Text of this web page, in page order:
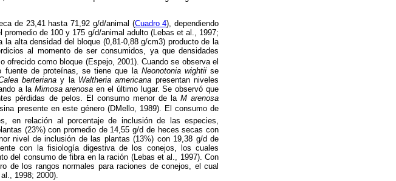
de 23,41 hasta 71,92 g/d/animal (Cuadro 4), dependiendo
de 100 y 175 g/d/animal adulto (Lebas et al., 1997;
alta densidad del bloque (0,81-0,88 g/cm3) producto de la
al momento de ser consumidos, ya que densidades
como bloque (Espejo, 2001). Cuando se observa el
fuente de proteínas, se tiene que la Neonotonia wightiise
berteriana y la Waltheria americana presentan niveles
a la Mimosa arenosaen el último lugar. Se observó que
pérdidas de pelos. El consumo menor de la M arenosa
presente en este género (DMello, 1989). El consumo de
en relación al porcentaje de inclusión de las especies,
(23%) con promedio de 14,55 g/d de heces secas con
nivel de inclusión de las plantas (13%) con 19,38 g/d de
con la fisiología digestiva de los conejos, los cuales
del consumo de fibra en la ración (Lebas et al., 1997). Con
de los rangos normales para raciones de conejos, el cual
1998; 2000).